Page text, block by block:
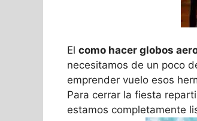
El como hacer globos
necesitamos de un poco
emprender vuelo esos
Para cerrar la fiesta
estamos completamente